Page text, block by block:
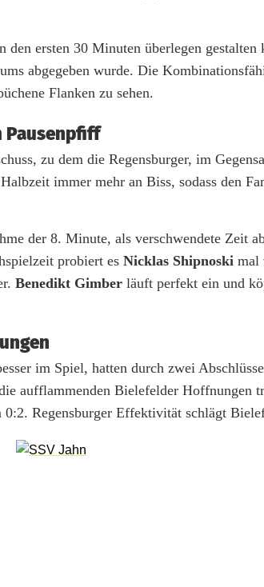
den ersten 30 Minuten überlegen gestalten
abgegeben wurde. Die
Flanken zu sehen.
Pausenpfiff
zu dem die Regensburger, im
immer mehr an Biss, sodass den
der 8. Minute, als verschwendete Zeit
probiert es Nicklas Shipnoski mal
Benedikt Gimber läuft perfekt ein und
im Spiel, hatten durch zwei
aufflammenden Bielefelder Hoffnungen
Regensburger Effektivität schlägt